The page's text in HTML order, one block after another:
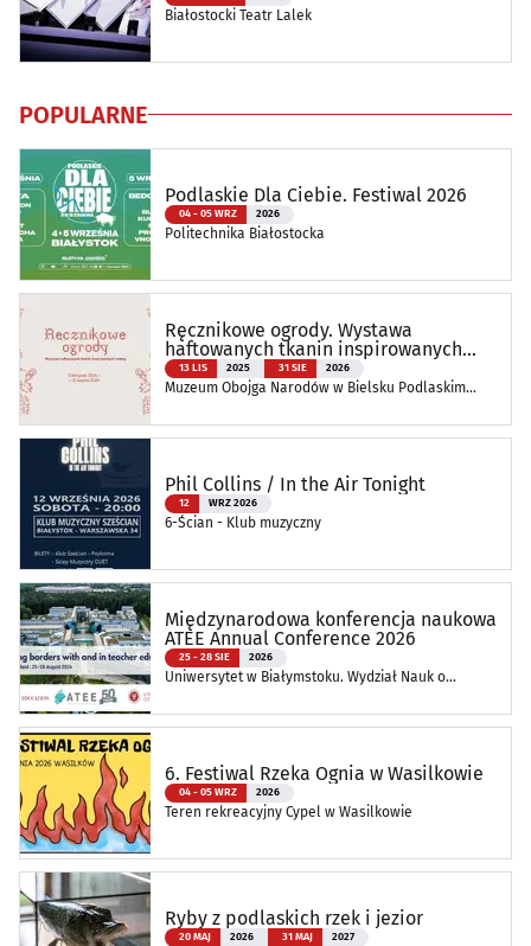
Białostocki Teatr Lalek
POPULARNE
Podlaskie Dla Ciebie. Festiwal 2026
04 - 05 WRZ 2026
Politechnika Białostocka
Ręcznikowe ogrody. Wystawa
haftowanych tkanin inspirowanych
naturą
13 LIS 2025 31 SIE 2026
Muzeum Obojga Narodów w Bielsku Podlaskim
Phil Collins / In the Air Tonight
12 WRZ 2026
6-Ścian - Klub muzyczny
Międzynarodowa konferencja naukowa
ATEE Annual Conference 2026
25 - 28 SIE 2026
Uniwersytet w Białymstoku. Wydział Nauk o
6. Festiwal Rzeka Ognia w Wasilkowie
04 - 05 WRZ 2026
Teren rekreacyjny Cypel w Wasilkowie
Ryby z podlaskich rzek i jezior
20 MAJ 2026 31 MAJ 2027